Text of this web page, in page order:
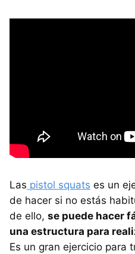
Las pistol squats es un
de hacer si no estás
de ello, se puede hacer
una estructura para
Es un gran ejercicio para